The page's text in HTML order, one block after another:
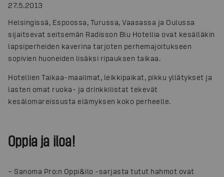
27.5.2013
Helsingissä, Espoossa, Turussa, Vaasassa ja Oulussa
sijaitsevat seitsemän Radisson Blu Hotellia ovat kesälläkin
lapsiperheiden kaverina tarjoten perhemajoitukseen
sopivien huoneiden lisäksi ripauksen taikaa.
Hotellien Taikaa-maailmat, leikkipaikat, pikku yllätykset ja
lasten omat ruoka- ja drinkkilistat tekevät
kesälomareissusta elämyksen koko perheelle.
Oppia ja iloa!
– Sanoma Pro:n Oppi&ilo -sarjasta tutut hahmot ovat